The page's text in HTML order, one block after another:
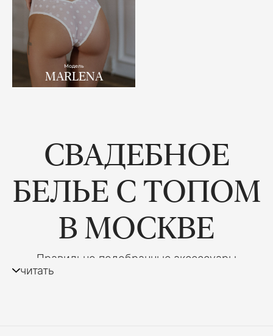
Модель
MARLENA
СВАДЕБНОЕ
БЕЛЬЕ С ТОПОМ
В МОСКВЕ
Правильно подобранные аксессуары
помогают создать завершенный образ
читать